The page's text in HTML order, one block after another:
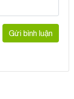
Gửi bình luận